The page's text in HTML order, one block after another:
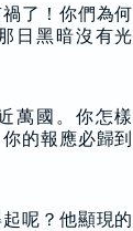
了！你們為何
日黑暗沒有光
萬國。你怎樣
的報應必歸到
呢？他顯現的